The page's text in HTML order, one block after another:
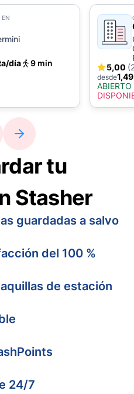
EN
día
9 min
5,00
desde
ABIERTO
tu
Stasher
guardadas a salvo
del 100 %
de estación
24/7